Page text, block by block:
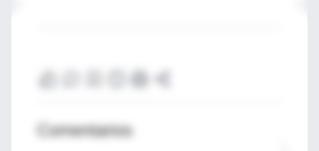
Comentarios